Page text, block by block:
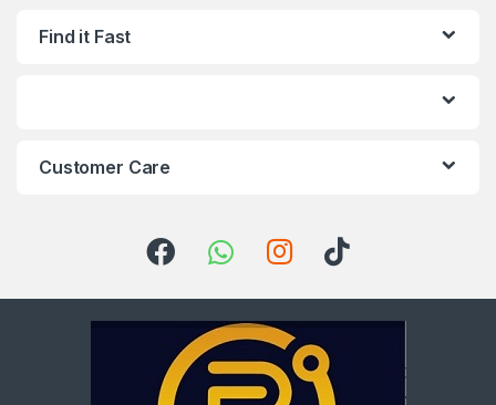
Find it Fast
Customer Care